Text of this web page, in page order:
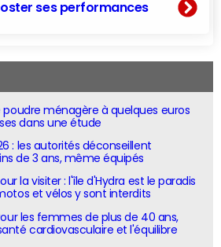
ses performances
poudre ménagère à quelques euros
dans une étude
: les autorités déconseillent
de 3 ans, même équipés
la visiter : l'île d'Hydra est le paradis
et vélos y sont interdits
les femmes de plus de 40 ans,
cardiovasculaire et l'équilibre